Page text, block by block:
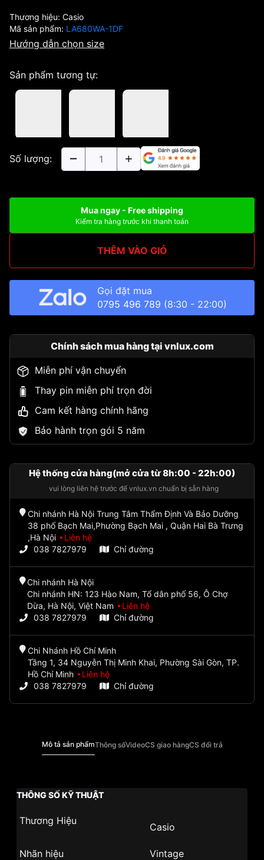
Thương hiệu: Casio
Mã sản phẩm: LA680WA-1DF
Hướng dẫn chọn size
Sản phẩm tương tự:
Số lượng:
Mua ngay - Free shipping
Kiểm tra hàng trước khi thanh toán
THÊM VÀO GIỎ
Gọi đặt mua
0795 496 789 (8:30 - 22:00)
Chính sách mua hàng tại vnlux.com
Miễn phí vận chuyển
Thay pin miễn phí trọn đời
Cam kết hàng chính hãng
Bảo hành trọn gói 5 năm
Hệ thống cửa hàng(mở cửa từ 8h:00 - 22h:00)
vui lòng liên hệ trước để vnlux.vn chuẩn bị sẵn hàng
Chi nhánh Hà Nội Trung Tâm Thẩm Định Và Bảo Dưỡng
38 phố Bạch Mai,Phường Bạch Mai , Quận Hai Bà Trưng
,Hà Nội
Liên hệ
038 7827979
Chỉ đường
Chi nhánh Hà Nội
Chi nhánh HN: 123 Hào Nam, Tổ dân phố 56, Ô Chợ
Dừa, Hà Nội, Việt Nam
Liên hệ
038 7827979
Chỉ đường
Chi Nhánh Hồ Chí Minh
Tầng 1, 34 Nguyễn Thị Minh Khai, Phường Sài Gòn, TP.
Hồ Chí Minh
Liên hệ
038 7827979
Chỉ đường
Mô tả sản phẩmThông sốVideoCS giao hàngCS đổi trả
THÔNG SỐ KỸ THUẬT
Thương Hiệu
Casio
Nhãn hiệu Vintage